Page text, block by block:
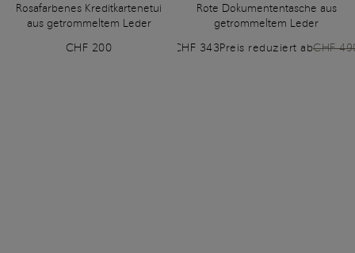
Rosafarbenes Kreditkartenetui
aus getrommeltem Leder
CHF 200
Rote Dokumententasche aus
getrommeltem Leder
CHF 343Preis reduziert abCHF